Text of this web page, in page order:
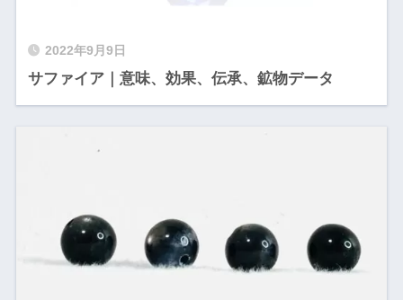
2022年9月9日
サファイア｜意味、効果、伝承、鉱物データ